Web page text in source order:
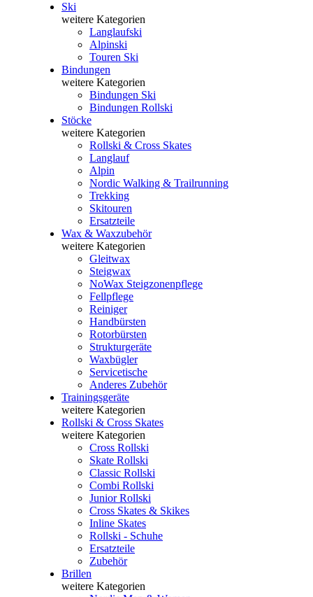
Ski
weitere Kategorien
Langlaufski
Alpinski
Touren Ski
Bindungen
weitere Kategorien
Bindungen Ski
Bindungen Rollski
Stöcke
weitere Kategorien
Rollski & Cross Skates
Langlauf
Alpin
Nordic Walking & Trailrunning
Trekking
Skitouren
Ersatzteile
Wax & Waxzubehör
weitere Kategorien
Gleitwax
Steigwax
NoWax Steigzonenpflege
Fellpflege
Reiniger
Handbürsten
Rotorbürsten
Strukturgeräte
Waxbügler
Servicetische
Anderes Zubehör
Trainingsgeräte
weitere Kategorien
Rollski & Cross Skates
weitere Kategorien
Cross Rollski
Skate Rollski
Classic Rollski
Combi Rollski
Junior Rollski
Cross Skates & Skikes
Inline Skates
Rollski - Schuhe
Ersatzteile
Zubehör
Brillen
weitere Kategorien